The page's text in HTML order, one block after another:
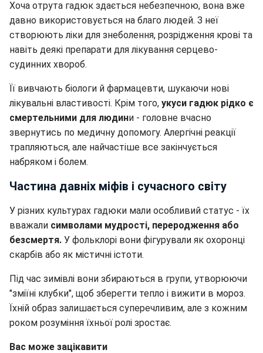
Хоча отрута гадюк здається небезпечною, вона вже
давно використовується на благо людей. З неї
створюють ліки для знеболення, розрідження крові та
навіть деякі препарати для лікування серцево-
судинних хвороб.
Її вивчають біологи й фармацевти, шукаючи нові
лікувальні властивості. Крім того, укуси гадюк рідко є
смертельними для людини - головне вчасно
звернутись по медичну допомогу. Алергічні реакції
трапляються, але найчастіше все закінчується
набряком і болем.
Частина давніх міфів і сучасного світу
У різних культурах гадюки мали особливий статус - їх
вважали символами мудрості, переродження або
безсмертя. У фольклорі вони фігурували як охоронці
скарбів або як містичні істоти.
Під час зимівлі вони збираються в групи, утворюючи
"зміїні клубки", щоб зберегти тепло і вижити в мороз.
Їхній образ залишається суперечливим, але з кожним
роком розуміння їхньої ролі зростає.
Вас може зацікавити